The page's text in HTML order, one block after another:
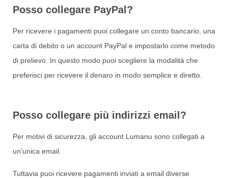
Posso collegare PayPal?
Per ricevere i pagamenti puoi collegare un conto bancario, una
carta di debito o un account PayPal e impostarlo come metodo
di prelievo. In questo modo puoi scegliere la modalità che
preferisci per ricevere il denaro in modo semplice e diretto.
Posso collegare più indirizzi email?
Per motivi di sicurezza, gli account Lumanu sono collegati a
un’unica email.
Tuttavia puoi ricevere pagamenti inviati a email diverse